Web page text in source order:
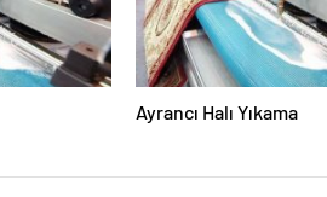
Ayrancı Halı Yıkama